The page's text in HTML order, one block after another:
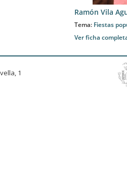
Ramón Vila
Tema: Fiestas
Ver ficha
1